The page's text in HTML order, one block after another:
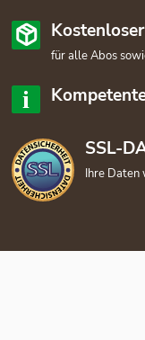
für alle Abos
SSL-
Ihre Daten